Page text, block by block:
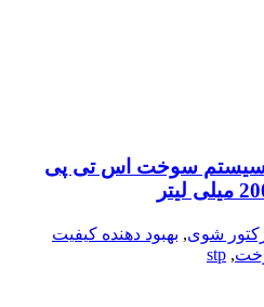
سیستم سوخت اس تی پی
شوی, بهبود دهنده کیفیت
,
stp